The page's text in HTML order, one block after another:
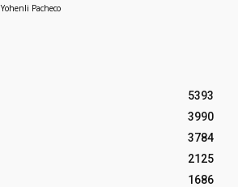
Yohenli Pacheco
5393
3990
3784
2125
1686